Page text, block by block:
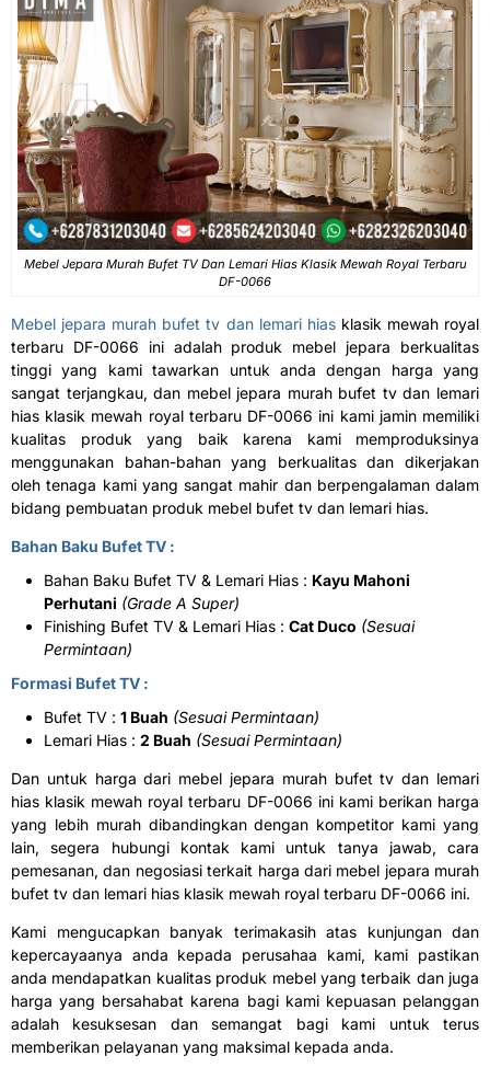
Mebel Jepara Murah Bufet TV Dan Lemari Hias Klasik Mewah Royal Terbaru
DF-0066
Mebel jepara murah bufet tv dan lemari hiasklasik mewah royal
terbaru DF-0066 ini adalah produk mebel jepara berkualitas
tinggi yang kami tawarkan untuk anda dengan harga yang
sangat terjangkau, dan mebel jepara murah bufet tv dan lemari
hias klasik mewah royal terbaru DF-0066 ini kami jamin memiliki
kualitas produk yang baik karena kami memproduksinya
menggunakan bahan-bahan yang berkualitas dan dikerjakan
oleh tenaga kami yang sangat mahir dan berpengalaman dalam
bidang pembuatan produk mebel bufet tv dan lemari hias.
Bahan Baku Bufet TV :
Bahan Baku Bufet TV & Lemari Hias : Kayu Mahoni
Perhutani (Grade A Super)
Finishing Bufet TV & Lemari Hias : Cat Duco (Sesuai
Permintaan)
Formasi Bufet TV :
Bufet TV : 1 Buah (Sesuai Permintaan)
Lemari Hias : 2 Buah (Sesuai Permintaan)
Dan untuk harga dari mebel jepara murah bufet tv dan lemari
hias klasik mewah royal terbaru DF-0066 ini kami berikan harga
yang lebih murah dibandingkan dengan kompetitor kami yang
lain, segera hubungi kontak kami untuk tanya jawab, cara
pemesanan, dan negosiasi terkait harga dari mebel jepara murah
bufet tv dan lemari hias klasik mewah royal terbaru DF-0066 ini.
Kami mengucapkan banyak terimakasih atas kunjungan dan
kepercayaanya anda kepada perusahaa kami, kami pastikan
anda mendapatkan kualitas produk mebel yang terbaik dan juga
harga yang bersahabat karena bagi kami kepuasan pelanggan
adalah kesuksesan dan semangat bagi kami untuk terus
memberikan pelayanan yang maksimal kepada anda.